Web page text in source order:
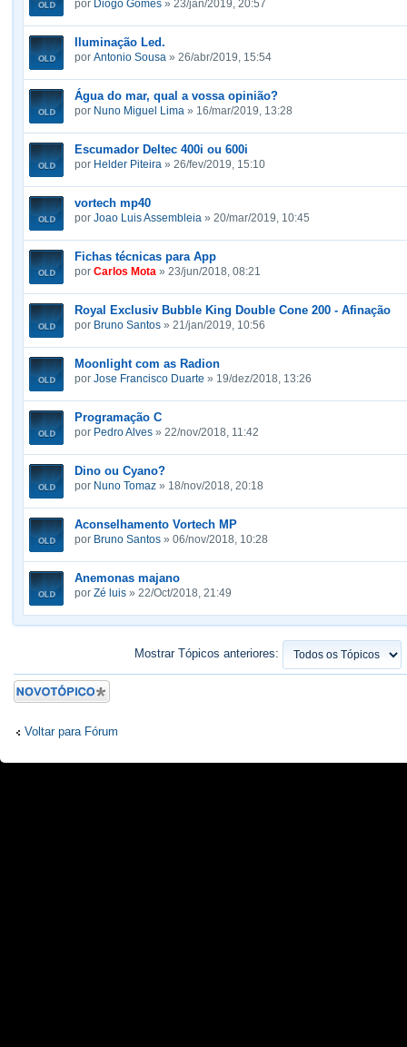
por Diogo Gomes » 23/jan/2019, 20:57
Iluminação Led.
por Antonio Sousa » 26/abr/2019, 15:54
Água do mar, qual a vossa opinião?
por Nuno Miguel Lima » 16/mar/2019, 13:28
Escumador Deltec 400i ou 600i
por Helder Piteira » 26/fev/2019, 15:10
vortech mp40
por Joao Luis Assembleia » 20/mar/2019, 10:45
Fichas técnicas para App
por Carlos Mota » 23/jun/2018, 08:21
Royal Exclusiv Bubble King Double Cone 200 - Afinação
por Bruno Santos » 21/jan/2019, 10:56
Moonlight com as Radion
por Jose Francisco Duarte » 19/dez/2018, 13:26
Programação C
por Pedro Alves » 22/nov/2018, 11:42
Dino ou Cyano?
por Nuno Tomaz » 18/nov/2018, 20:18
Aconselhamento Vortech MP
por Bruno Santos » 06/nov/2018, 10:28
Anemonas majano
por Zé luis » 22/Oct/2018, 21:49
Mostrar Tópicos anteriores:
Criar um novo
Tópico
Voltar para Fórum